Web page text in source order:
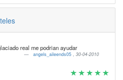
real me podrian ayudar
angels_aileends05 , 30-04-2010